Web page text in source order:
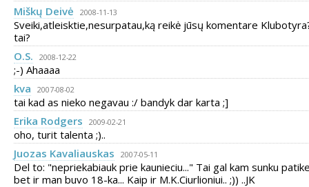
Miškų Deivė
2008-11-13
Sveiki,atleisktie,nesurpatau,ką reikė jūsų komentare
tai?
O.S.
2008-12-22
;-) Ahaaaa
kva
2007-08-02
tai kad as nieko negavau :/ bandyk dar karta ;]
Erika Rodgers
2009-02-21
oho, turit talenta ;)..
Juozas Kavaliauskas
2007-05-11
Del to: "nepriekabiauk prie kaunieciu..." Tai gal kam sunku
bet ir man buvo 18-ka... Kaip ir M.K.Ciurlioniui.. ;)) ..JK